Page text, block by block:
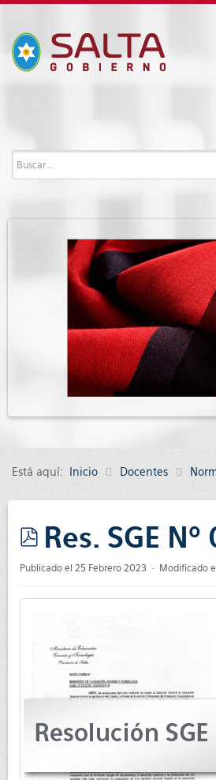
Está aquí: Inicio Docentes
Res. SGE
Publicado el 25 Febrero 2023 Modificado